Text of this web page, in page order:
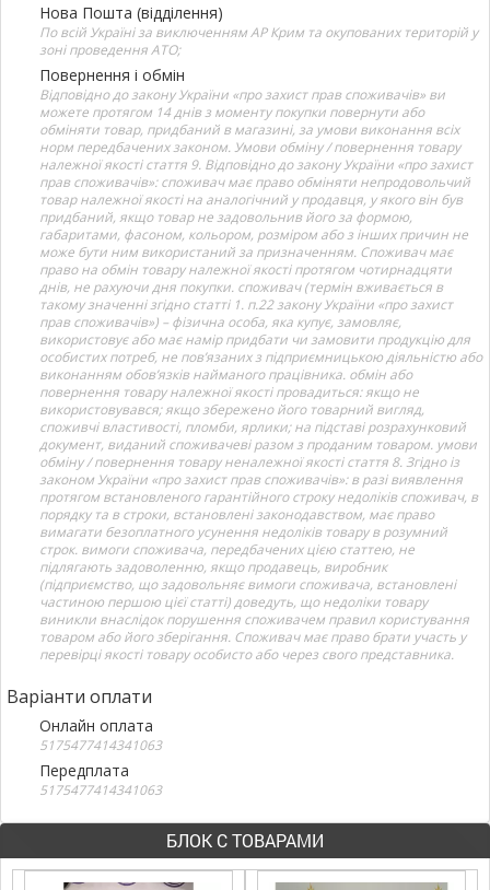
Нова Пошта (відділення)
По всій Україні за виключенням АР Крим та окупованих територій у
зоні проведення АТО;
Повернення і обмін
Відповідно до закону України «про захист прав споживачів» ви
можете протягом 14 днів з моменту покупки повернути або
обміняти товар, придбаний в магазині, за умови виконання всіх
норм передбачених законом. Умови обміну / повернення товару
належної якості стаття 9. Відповідно до закону України «про захист
прав споживачів»: споживач має право обміняти непродовольчий
товар належної якості на аналогічний у продавця, у якого він був
придбаний, якщо товар не задовольнив його за формою,
габаритами, фасоном, кольором, розміром або з інших причин не
може бути ним використаний за призначенням. Споживач має
право на обмін товару належної якості протягом чотирнадцяти
днів, не рахуючи дня покупки. споживач (термін вживається в
такому значенні згідно статті 1. п.22 закону України «про захист
прав споживачів») – фізична особа, яка купує, замовляє,
використовує або має намір придбати чи замовити продукцію для
особистих потреб, не пов’язаних з підприємницькою діяльністю або
виконанням обов’язків найманого працівника. обмін або
повернення товару належної якості провадиться: якщо не
використовувався; якщо збережено його товарний вигляд,
споживчі властивості, пломби, ярлики; на підставі розрахунковий
документ, виданий споживачеві разом з проданим товаром. умови
обміну / повернення товару неналежної якості стаття 8. Згідно із
законом України «про захист прав споживачів»: в разі виявлення
протягом встановленого гарантійного строку недоліків споживач, в
порядку та в строки, встановлені законодавством, має право
вимагати безоплатного усунення недоліків товару в розумний
строк. вимоги споживача, передбачених цією статтею, не
підлягають задоволенню, якщо продавець, виробник
(підприємство, що задовольняє вимоги споживача, встановлені
частиною першою цієї статті) доведуть, що недоліки товару
виникли внаслідок порушення споживачем правил користування
товаром або його зберігання. Споживач має право брати участь у
перевірці якості товару особисто або через свого представника.
Варіанти оплати
Онлайн оплата
5175477414341063
Передплата
5175477414341063
БЛОК С ТОВАРАМИ